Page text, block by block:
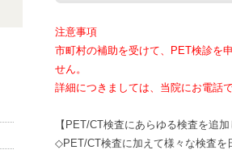
注意事項
市町村の補助を受けて、PET検診を
せん。
詳細につきましては、当院にお電話
【PET/CT検査にあらゆる検査を追
◇PET/CT検査に加えて様々な検査を